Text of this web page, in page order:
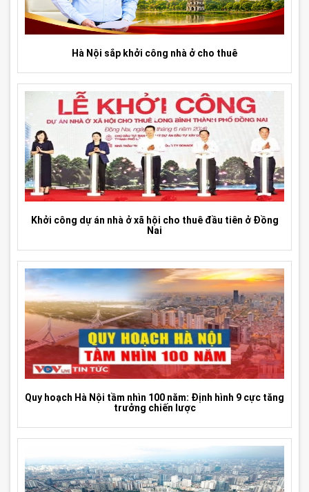
Hà Nội sắp khởi công nhà ở cho thuê
Khởi công dự án nhà ở xã hội cho thuê đầu tiên ở Đồng
Nai
Quy hoạch Hà Nội tầm nhìn 100 năm: Định hình 9 cực tăng
trưởng chiến lược